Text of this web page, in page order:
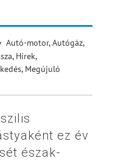
Autó-motor,Autógáz,
, Hírek,
, Megújuló
ez év
észak-